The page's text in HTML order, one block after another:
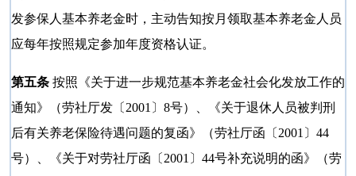
发参保人基本养老金时，主动告知按月领取基本养老金人员
应每年按照规定参加年度资格认证。
第五条 按照《关于进一步规范基本养老金社会化发放工作的
通知》（劳社厅发〔2001〕8号）、《关于退休人员被判刑
后有关养老保险待遇问题的复函》（劳社厅函〔2001〕44
号）、《关于对劳社厅函〔2001〕44号补充说明的函》（劳